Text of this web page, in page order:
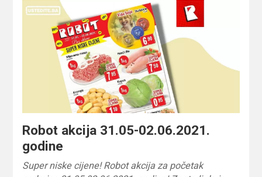
Robot akcija 31.05-02.06.2021.
godine
Super niske cijene! Robot akcija za početak